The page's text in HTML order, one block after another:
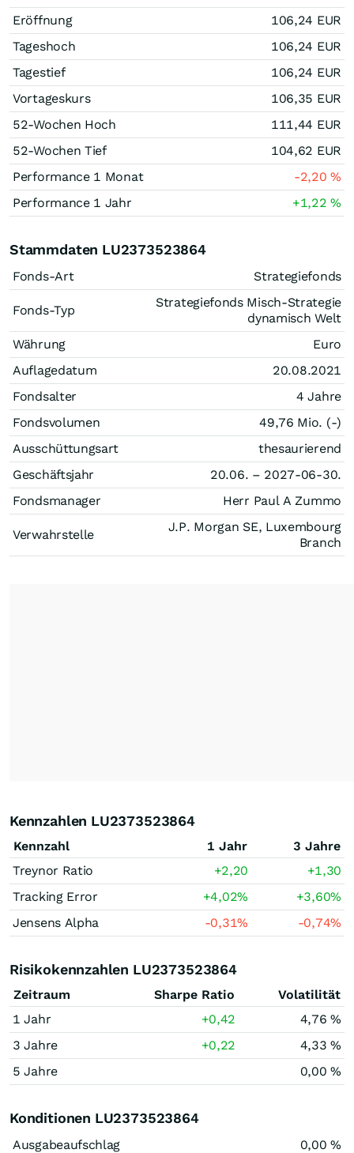
Eröffnung
106,24 EUR
Tageshoch
106,24 EUR
Tagestief
106,24 EUR
Vortageskurs
106,35 EUR
52-Wochen Hoch
111,44 EUR
52-Wochen Tief
104,62 EUR
Performance 1 Monat
-2,20%
Performance 1 Jahr
+1,22%
Stammdaten LU2373523864
Fonds-Art Strategiefonds
Fonds-Typ
Strategiefonds Misch-Strategie
dynamisch Welt
Währung
Euro
Auflagedatum
20.08.2021
Fondsalter
4 Jahre
Fondsvolumen
49,76 Mio. (-)
Ausschüttungsart
thesaurierend
Geschäftsjahr
20.06. – 2027-06-30.
Fondsmanager
Herr Paul A Zummo
Verwahrstelle
J.P. Morgan SE, Luxembourg
Branch
Kennzahlen LU2373523864
Kennzahl 1 Jahr
3 Jahre
Treynor Ratio
+2,20
+1,30
Tracking Error
+4,02% +3,60%
Jensens Alpha
-0,31% -0,74%
Risikokennzahlen LU2373523864
Zeitraum Sharpe Ratio
Volatilität
1 Jahr
+0,42
4,76 %
3 Jahre
+0,22
4,33 %
5 Jahre
0,00 %
Konditionen LU2373523864
Ausgabeaufschlag
0,00 %